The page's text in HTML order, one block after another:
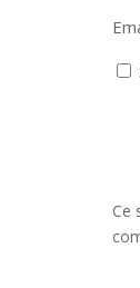
Ce